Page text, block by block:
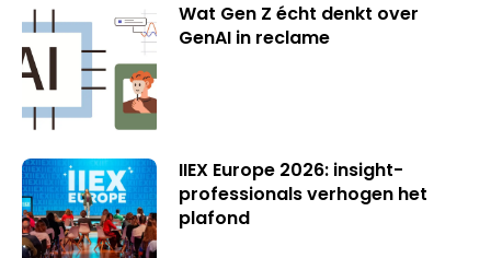
Wat Gen Z écht denkt over
GenAI in reclame
IIEX Europe 2026: insight-
professionals verhogen het
plafond